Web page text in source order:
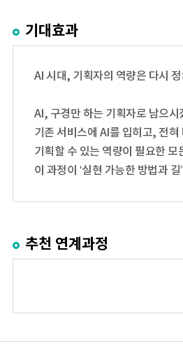
기대효과
AI 시대, 기획자의 역량은 다시
AI, 구경만 하는 기획자로 남으시
기존 서비스에 AI를 입히고, 전혀
기획할 수 있는 역량이 필요한 모
이 과정이 ‘실현 가능한 방법과 길
추천 연계과정